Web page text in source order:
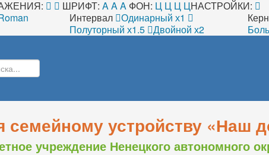
ШРИФТ: AAA ФОН: Ц Ц Ц ЦНАСТРОЙКИ:
Интервал
Одинарный х1
Полуторный х1.5
Двойной х2
семейному устройству «Наш
учреждение Ненецкого автономного